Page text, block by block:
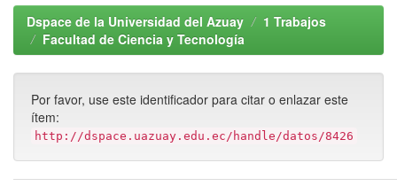
Dspace de la Universidad del Azuay
1 Trabajos
Facultad de Ciencia y Tecnología
Por favor, use este identificador para citar o enlazar este
ítem:
http://dspace.uazuay.edu.ec/handle/datos/8426